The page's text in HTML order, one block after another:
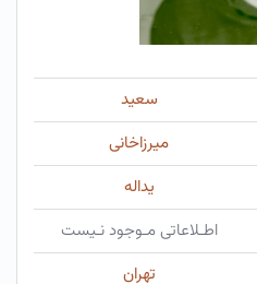
سعید
میرزاخانی
یداله
اطـلاعاتی مـوجود نـیست
تهران